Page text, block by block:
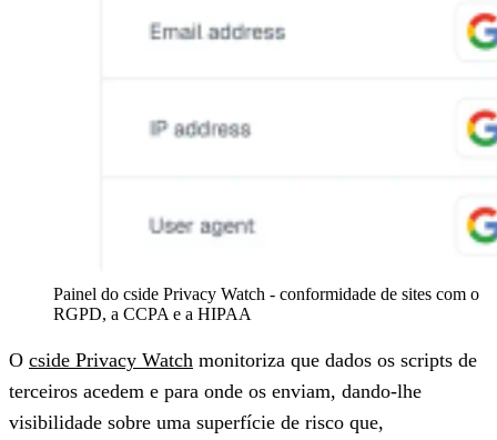
Painel do cside Privacy Watch - conformidade de sites com o
RGPD, a CCPA e a HIPAA
O cside Privacy Watch monitoriza que dados os scripts de
terceiros acedem e para onde os enviam, dando-lhe
visibilidade sobre uma superfície de risco que,